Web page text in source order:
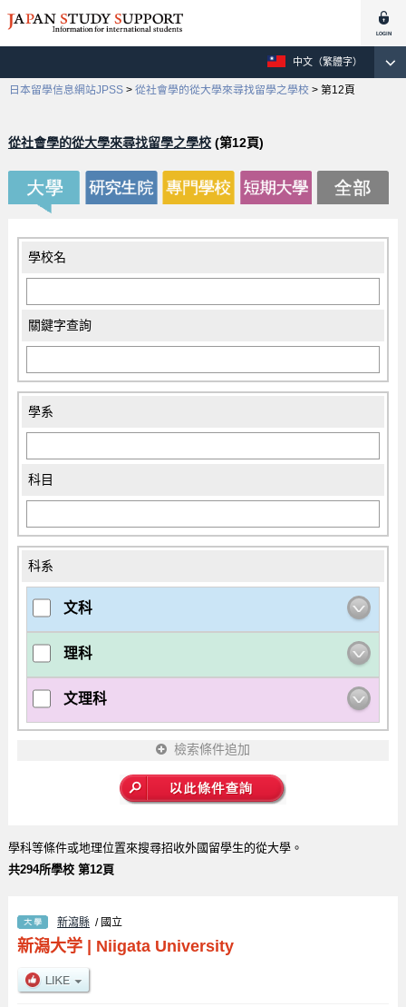
中文（繁體字）
日本留學信息網站JPSS > 從社會學的從大學來尋找留學之學校 > 第12頁
從社會學的從大學來尋找留學之學校(第12頁)
學校名
關鍵字查詢
學系
科目
科系
文科
理科
文理科
檢索條件追加
學科等條件或地理位置來搜尋招收外國留學生的從大學。
共294所學校 第12頁
新瀉縣 / 國立
新潟大学| Niigata University